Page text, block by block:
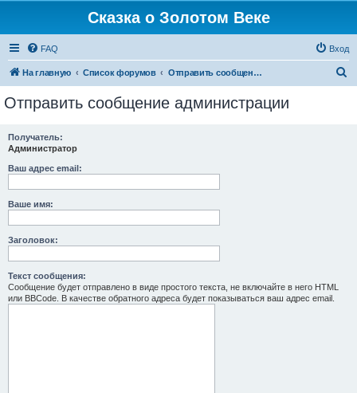
Сказка о Золотом Веке
FAQ Вход
На главную Список форумов Отправить сообщение администрации
Отправить сообщение администрации
Получатель:
Администратор
Ваш адрес email:
Ваше имя:
Заголовок:
Текст сообщения:
Сообщение будет отправлено в виде простого текста, не включайте в него HTML
или BBCode. В качестве обратного адреса будет показываться ваш адрес email.